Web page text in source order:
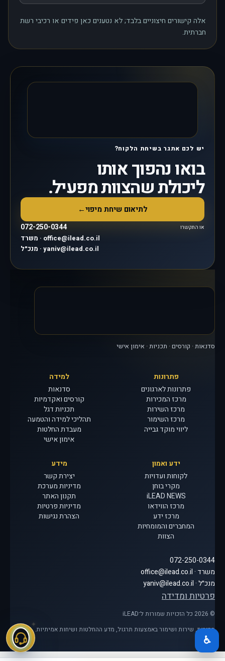
אלה קישורים חיצוניים בלבד; לא נטענים כאן פידים או רכיבי רשת
חברתית.
יש לכם אתגר בשיחת הלקוח?
בואו נהפוך אותו
ליכולת שהצוות מפעיל.
לתיאום שיחת מיפוי←
או התקשרו 072-250-0344
משרד · office@ilead.co.il
מנכ״ל · yaniv@ilead.co.il
סדנאות · קורסים · תכניות · אימון אישי
פתרונות
פתרונות לארגונים
מרכז המכירות
מרכז השירות
מרכז השימור
ליווי מוקד גבייה
למידה
סדנאות
קורסים ואקדמיות
תכניות דגל
תהליכי למידה והטמעה
מעבדת החלטות
אימון אישי
ידע ואמון
לקוחות ועדויות
מקרי בוחן
iLEAD NEWS
מרכז הווידאו
מרכז ידע
המחברים והמומחיות
הצוות
מידע
יצירת קשר
מדיניות מערכת
תקנון האתר
מדיניות פרטיות
הצהרת נגישות
072-250-0344
משרד · office@ilead.co.il
מנכ״ל · yaniv@ilead.co.il
פרטיות ומדידה
© 2026 כל הזכויות שמורות ל־iLEAD
מכירות, שירות ושימור באמצעות תרגול, מדע ההחלטות ושיחות אמיתיות.
♿